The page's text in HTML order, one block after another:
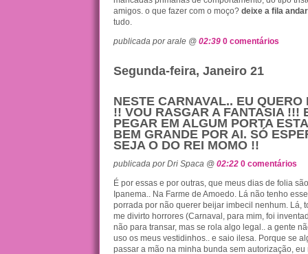
amigos. o que fazer com o moço? deixe a fila andar
tudo.
publicada por arale @ 02:39 0 comentários
Segunda-feira, Janeiro 21
NESTE CARNAVAL.. EU QUERO
!! VOU RASGAR A FANTASIA !!!
PEGAR EM ALGUM PORTA
BEM GRANDE POR AI. SÓ
SEJA O DO REI MOMO !!
publicada por Dri Spaca @ 02:22 0 comentários
É por essas e por outras, que meus dias de folia
Ipanema.. Na Farme de Amoedo. Lá não tenho
porrada por não querer beijar imbecil nenhum. Lá,
me divirto horrores (Carnaval, para mim, foi
não para transar, mas se rola algo legal.. a gente
uso os meus vestidinhos.. e saio ilesa. Porque se
passar a mão na minha bunda sem autorização, eu